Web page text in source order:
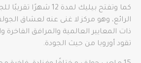
كما وتفتح بيليك لمدة 12
الرائع، وهو مركز لا غنى عنه لعشاق
ذات المعايير العالمية والمرافق الفاخرة
تقود أوروبا من حيث الجودة.